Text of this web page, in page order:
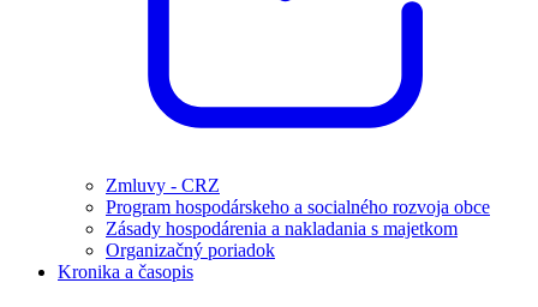
Zmluvy - CRZ
Program hospodárskeho a socialného rozvoja obce
Zásady hospodárenia a nakladania s majetkom
Organizačný poriadok
Kronika a časopis